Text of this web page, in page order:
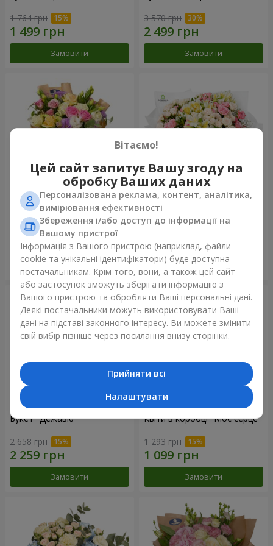
1 764 грн
Замовити
3 570 грн
Замовити
Букет "Квіткове Selfie!"
2 187 грн
Замовити
Букет "Хрещатик"
Замовити
Букет "Дежавю"
2 658 грн
Замовити
Квіти в коробці "Моє серце"
1 293 грн
Замовити
Вітаємо!
Цей сайт запитує Вашу згоду на
обробку Ваших даних
Персоналізована реклама, контент, аналітика,
вимірювання ефективності
Збереження і/або доступ до інформації на
Вашому пристрої
Інформація з Вашого пристрою (наприклад, файли
cookie та унікальні ідентифікатори) буде доступна
постачальникам. Крім того, вони, а також цей сайт
або застосунок зможуть зберігати інформацію з
Вашого пристрою та обробляти Ваші персональні дані.
Деякі постачальники можуть використовувати Ваші
дані на підставі законного інтересу. Ви можете змінити
свій вибір пізніше через посилання внизу сторінки.
Прийняти всі
Налаштувати